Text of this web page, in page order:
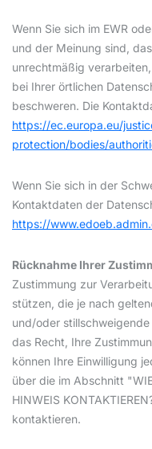
Wenn Sie sich im EWR
und der Meinung sind,
unrechtmäßig
bei Ihrer örtlichen
beschweren. Die
https://ec.europa.eu/
protection/bodies/
Wenn Sie sich in der
Kontaktdaten der
https://
Rücknahme Ihrer
Zustimmung zur
stützen, die je nach
und/oder
das Recht, Ihre
können Ihre Einwilligung
über die im Abschnitt
HINWEIS
kontaktieren.